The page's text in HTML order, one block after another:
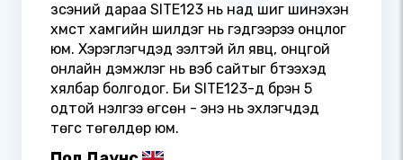
үзсэний дараа SITE123 нь над шиг шинэхэн
хүмүүст хамгийн шилдэг нь гэдгээрээ онцлог
юм. Хэрэглэгчдэд ээлтэй үйл явц, онцгой
онлайн дэмжлэг нь вэб сайтыг бүтээхэд
хялбар болгодог. Би SITE123-д бүрэн 5
одтой үнэлгээ өгсөн - энэ нь эхлэгчдэд
төгс төгөлдөр юм.